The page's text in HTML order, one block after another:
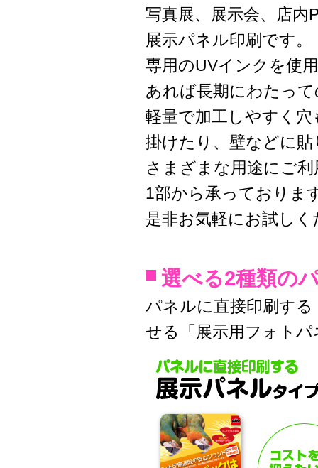
写真展、展示会、店
展示パネル印刷です。
専用のUVインクを使
あれば長期にわたっ
軽量で加工しやすく
掛けたり、壁などに
さまざまな用途にご
1部から承っておりま
是非お気軽にお試し
選べる2種類の
パネルに直接印刷す
せる「展示用フォト